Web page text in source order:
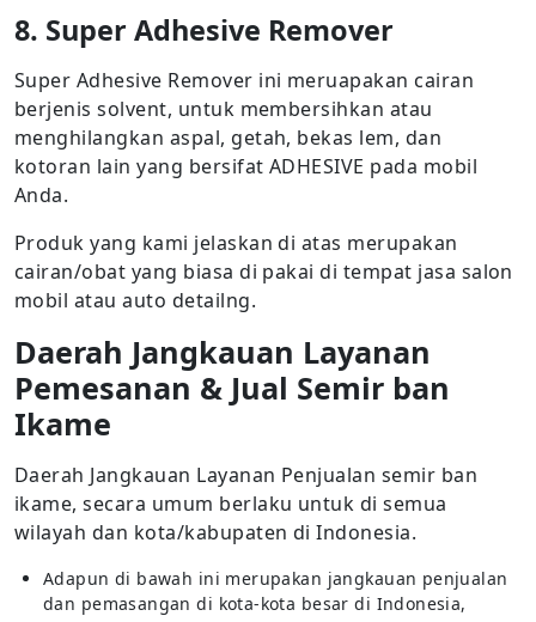
8. Super Adhesive Remover
Super Adhesive Remover ini meruapakan cairan
berjenis solvent, untuk membersihkan atau
menghilangkan aspal, getah, bekas lem, dan
kotoran lain yang bersifat ADHESIVE pada mobil
Anda.
Produk yang kami jelaskan di atas merupakan
cairan/obat yang biasa di pakai di tempat jasa salon
mobil atau auto detailng.
Daerah Jangkauan Layanan
Pemesanan & Jual Semir ban
Ikame
Daerah Jangkauan Layanan Penjualan semir ban
ikame, secara umum berlaku untuk di semua
wilayah dan kota/kabupaten di Indonesia.
Adapun di bawah ini merupakan jangkauan penjualan
dan pemasangan di kota-kota besar di Indonesia,